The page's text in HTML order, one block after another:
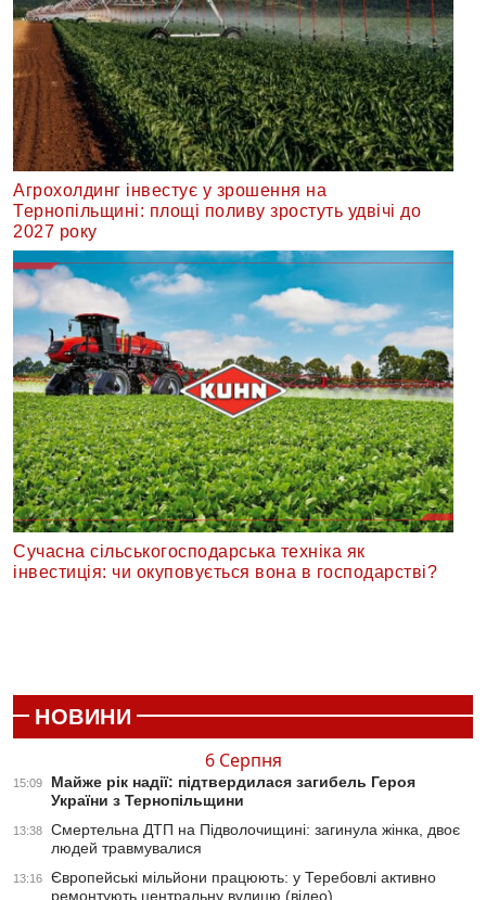
Агрохолдинг інвестує у зрошення на
Тернопільщині: площі поливу зростуть удвічі до
2027 року
Сучасна сільськогосподарська техніка як
інвестиція: чи окуповується вона в господарстві?
НОВИНИ
6 Серпня
15:09
Майже рік надії: підтвердилася загибель Героя
України з Тернопільщини
13:38
Смертельна ДТП на Підволочищині: загинула жінка, двоє
людей травмувалися
13:16
Європейські мільйони працюють: у Теребовлі активно
ремонтують центральну вулицю (відео)